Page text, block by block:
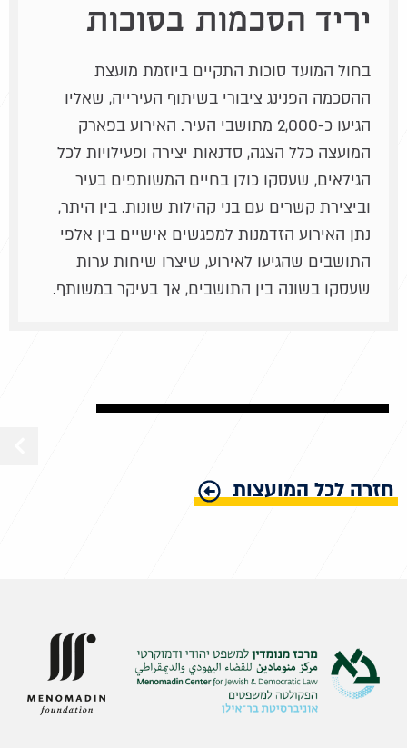
יריד הסכמות בסוכות
בחול המועד סוכות התקיים ביוזמת מועצת
ההסכמה הפנינג ציבורי בשיתוף העירייה, שאליו
הגיעו כ-2,000 מתושבי העיר. האירוע בפארק
המועצה כלל הצגה, סדנאות יצירה ופעילויות לכל
הגילאים, שעסקו כולן בחיים המשותפים בעיר
וביצירת קשרים עם בני קהילות שונות. בין היתר,
נתן האירוע הזדמנות למפגשים אישיים בין אלפי
התושבים שהגיעו לאירוע, שיצרו שיחות ערות
שעסקו בשונה בין התושבים, אך בעיקר במשותף.
חזרה לכל המועצות